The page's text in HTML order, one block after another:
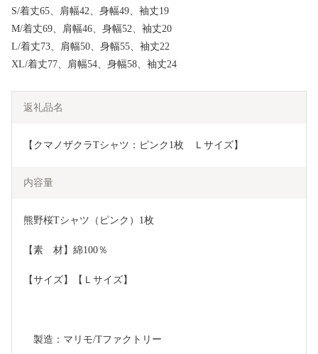
S/着丈65、肩幅42、身幅49、袖丈19
M/着丈69、肩幅46、身幅52、袖丈20
L/着丈73、肩幅50、身幅55、袖丈22
XL/着丈77、肩幅54、身幅58、袖丈24
返礼品名
【クマノザクラTシャツ：ピンク1枚　Ｌサイズ】
内容量
熊野桜Tシャツ（ピンク）1枚
【素　材】綿100％
【サイズ】【Ｌサイズ】
製造：マリモ/Tファクトリー